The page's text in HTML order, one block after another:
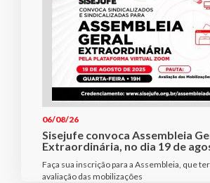
06/08/26
Sisejufe convoca Assembleia
Extraordinária, no dia 19 de
Faça sua inscrição para a Assembleia, que
avaliação das mobilizações